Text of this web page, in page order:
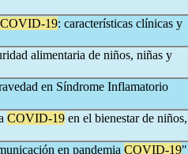
COVID-19: características clínicas y
alimentaria de niños, niñas y
en Síndrome Inflamatorio
COVID-19 en el bienestar de niños,
en pandemia COVID-19"